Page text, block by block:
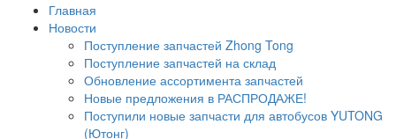
Главная
Новости
Поступление запчастей Zhong Tong
Поступление запчастей на склад
Обновление ассортимента запчастей
Новые предложения в РАСПРОДАЖЕ!
Поступили новые запчасти для автобусов YUTONG
(Ютонг)